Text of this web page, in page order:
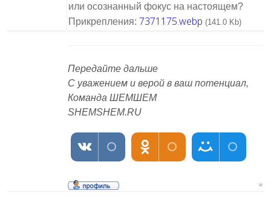
или осознанный фокус на настоящем?
Прикрепления: 7371175.webp (141.0 Kb)
Передайте дальше
С уважением и верой в ваш потенциал,
Команда ШЕМШЕМ
SHEMSHEM.RU